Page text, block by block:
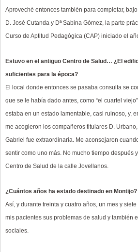
Aproveché entonces también para completar,
D. José Cutanda y Dª Sabina Gómez, la parte
Curso de Aptitud Pedagógica (CAP) iniciado el
Estuvo en el antiguo Centro de Salud… ¿El
suficientes para la época?
El local donde entonces se pasaba consulta se
que se le había dado antes, como “el cuartel
estaba en un estado lamentable, casi ruinoso, y,
me acogieron los compañeros titulares D.
Gabriel fue extraordinaria. Me aconsejaron
sentir como uno más. No mucho tiempo después
Centro de Salud de la calle Jovellanos.
¿Cuántos años ha estado destinado en Montijo?
Así, y durante treinta y cuatro años, un mes y
mis pacientes sus problemas de salud y también
sociales.